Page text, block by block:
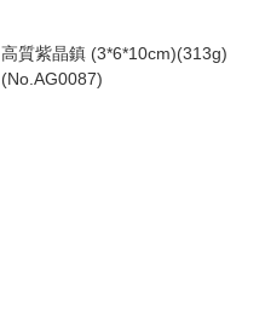
高質紫晶鎮 (3*6*10cm)(313g)
(No.AG0087)